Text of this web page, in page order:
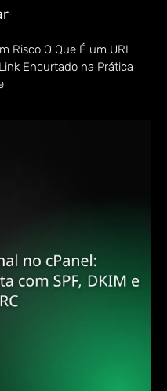
Risco O Que É um URL
Encurtado na Prática